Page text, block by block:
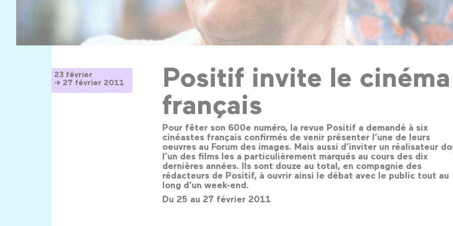
23 février
→ 27 février 2011
Positif invite le cinéma
français
Pour fêter son 600e numéro, la revue Positif a demandé à six
cinéastes français confirmés de venir présenter l’une de leurs
oeuvres au Forum des images. Mais aussi d’inviter un réalisateur
l’un des films les a particulièrement marqués au cours des dix
dernières années. Ils sont douze au total, en compagnie des
rédacteurs de Positif, à ouvrir ainsi le débat avec le public tout au
long d’un week-end.
Du 25 au 27 février 2011